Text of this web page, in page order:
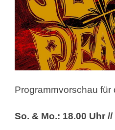
Programmvorschau für
So. & Mo.: 18.00 Uhr